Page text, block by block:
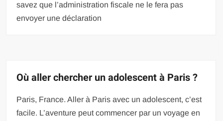
savez que l’administration fiscale ne le fera pas
envoyer une déclaration
Où aller chercher un adolescent à Paris ?
Paris, France. Aller à Paris avec un adolescent, c’est
facile. L’aventure peut commencer par un voyage en